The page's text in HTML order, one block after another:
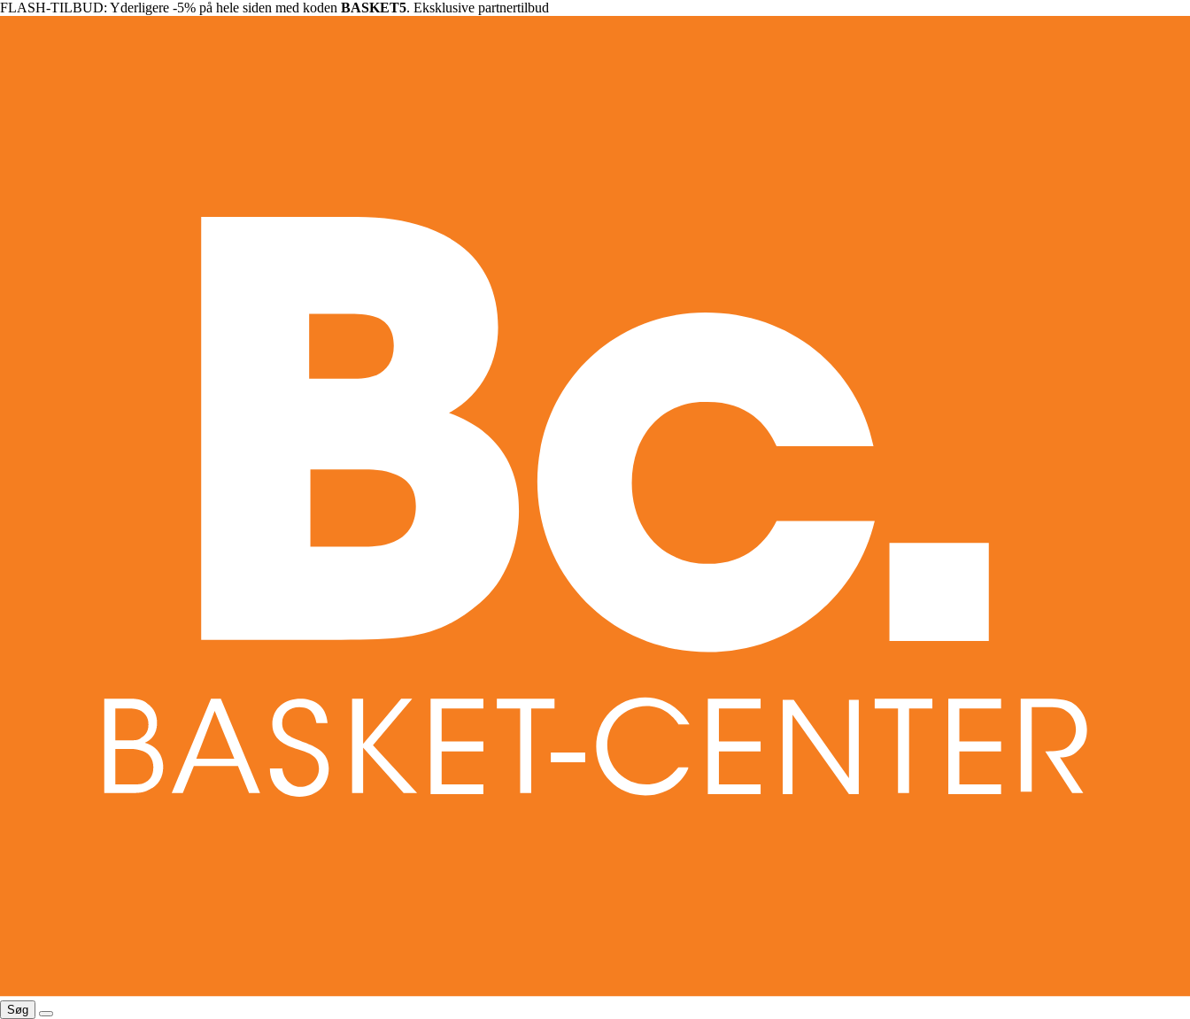
FLASH-TILBUD: Yderligere -5% på hele siden med koden BASKET5. Eksklusive partnertilbud
Søg